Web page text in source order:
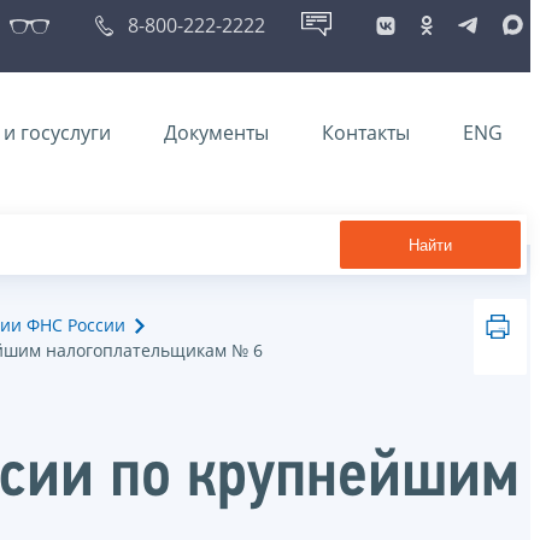
8-800-222-2222
госуслуги Документы Контакты ENG
Найти
ФНС России
налогоплательщикам № 6
по крупнейшим